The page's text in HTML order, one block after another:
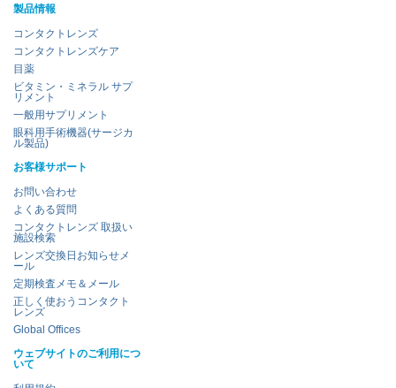
製品情報
コンタクトレンズ
コンタクトレンズケア
目薬
ビタミン・ミネラル サプ
リメント
一般用サプリメント
眼科用手術機器(サージカ
ル製品)
お客様サポート
お問い合わせ
よくある質問
コンタクトレンズ 取扱い
施設検索
レンズ交換日お知らせメ
ール
定期検査メモ＆メール
正しく使おうコンタクト
レンズ
Global Offices
ウェブサイトのご利用につ
いて